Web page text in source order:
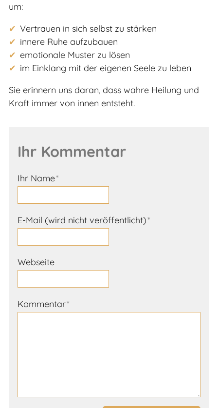
um:
Vertrauen in sich selbst zu stärken
innere Ruhe aufzubauen
emotionale Muster zu lösen
im Einklang mit der eigenen Seele zu leben
Sie erinnern uns daran, dass wahre Heilung und
Kraft immer von innen entsteht.
Ihr Kommentar
Ihr Name*
E-Mail (wird nicht veröffentlicht)*
Webseite
Kommentar*